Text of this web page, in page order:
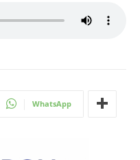
WhatsApp